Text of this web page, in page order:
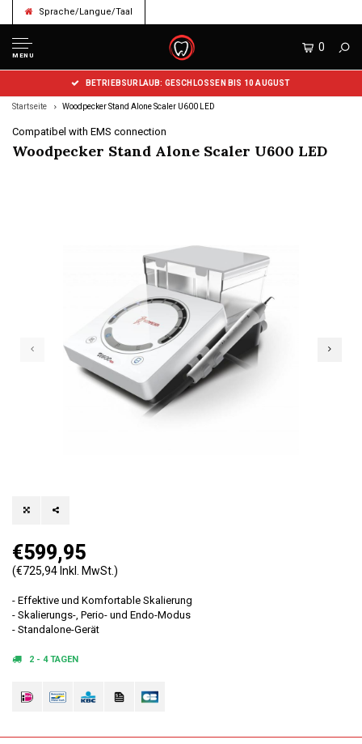
Sprache/Langue/Taal
MENU
0
BETRIEBSURLAUB: GESCHLOSSEN BIS 10 AUGUST
Startseite Woodpecker Stand Alone Scaler U600 LED
Compatibel with EMS connection
Woodpecker Stand Alone Scaler U600 LED
€599,95
(€725,94 Inkl. MwSt.)
- Effektive und Komfortable Skalierung
- Skalierungs-, Perio- und Endo-Modus
- Standalone-Gerät
2 - 4 TAGEN